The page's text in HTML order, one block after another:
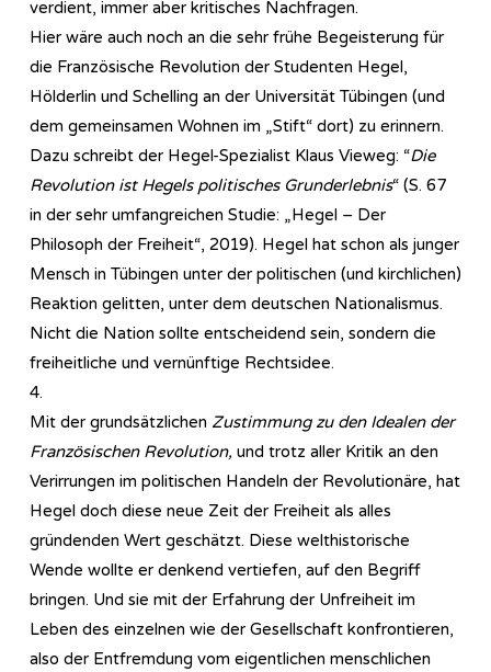
verdient, immer aber kritisches Nachfragen.
Hier wäre auch noch an die sehr frühe Begeisterung für
die Französische Revolution der Studenten Hegel,
Hölderlin und Schelling an der Universität Tübingen (und
dem gemeinsamen Wohnen im „Stift“ dort) zu erinnern.
Dazu schreibt der Hegel-Spezialist Klaus Vieweg: “Die
Revolution ist Hegels politisches Grunderlebnis“ (S. 67
in der sehr umfangreichen Studie: „Hegel – Der
Philosoph der Freiheit“, 2019). Hegel hat schon als junger
Mensch in Tübingen unter der politischen (und kirchlichen)
Reaktion gelitten, unter dem deutschen Nationalismus.
Nicht die Nation sollte entscheidend sein, sondern die
freiheitliche und vernünftige Rechtsidee.
4.
Mit der grundsätzlichen Zustimmung zu den Idealen der
Französischen Revolution, und trotz aller Kritik an den
Verirrungen im politischen Handeln der Revolutionäre, hat
Hegel doch diese neue Zeit der Freiheit als alles
gründenden Wert geschätzt. Diese welthistorische
Wende wollte er denkend vertiefen, auf den Begriff
bringen. Und sie mit der Erfahrung der Unfreiheit im
Leben des einzelnen wie der Gesellschaft konfrontieren,
also der Entfremdung vom eigentlichen menschlichen